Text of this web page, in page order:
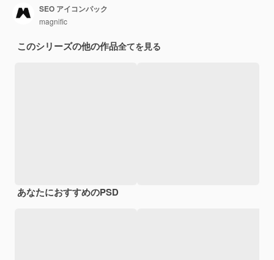
SEO アイコンパック
magnific
このシリーズの他の作品全てを見る
あなたにおすすめのPSD